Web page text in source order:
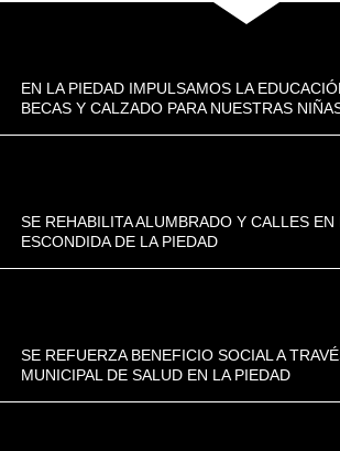
EN LA PIEDAD IMPULSAMOS LA
BECAS Y CALZADO PARA NUESTRAS
SE REHABILITA ALUMBRADO Y CALLES EN
ESCONDIDA DE LA PIEDAD
SE REFUERZA BENEFICIO SOCIAL A
MUNICIPAL DE SALUD EN LA PIEDAD